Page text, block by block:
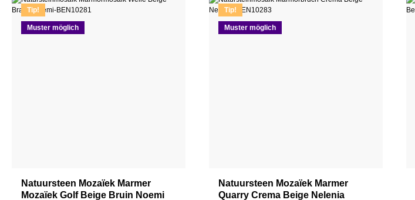
Tip!
Muster möglich
Natuursteen Mozaïek Marmer
Mozaïek Golf Beige Bruin Noemi
Tip!
Muster möglich
Natuursteen Mozaïek Marmer
Quarry Crema Beige Nelenia